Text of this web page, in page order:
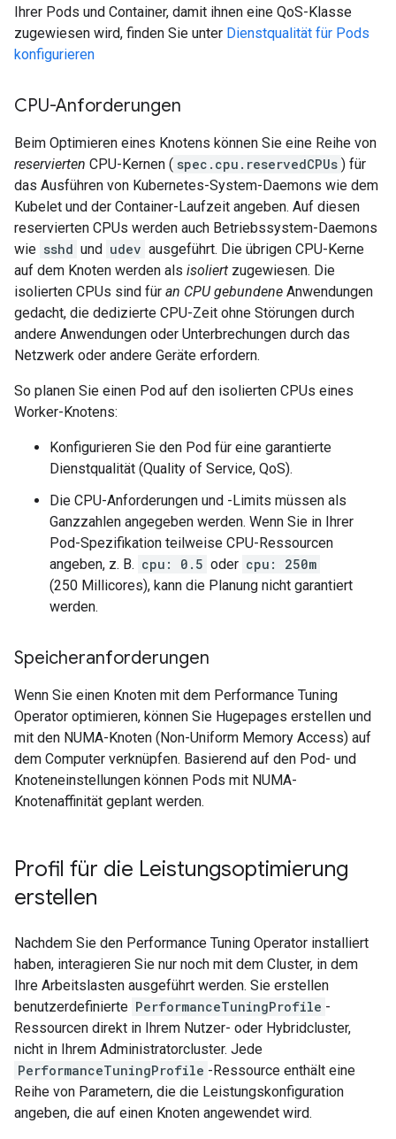
Ihrer Pods und Container, damit ihnen eine QoS-Klasse
zugewiesen wird, finden Sie unter Dienstqualität für Pods
konfigurieren
CPU-Anforderungen
Beim Optimieren eines Knotens können Sie eine Reihe von
reservierten CPU-Kernen ( spec.cpu.reservedCPUs ) für
das Ausführen von Kubernetes-System-Daemons wie dem
Kubelet und der Container-Laufzeit angeben. Auf diesen
reservierten CPUs werden auch Betriebssystem-Daemons
wie sshd und udev ausgeführt. Die übrigen CPU-Kerne
auf dem Knoten werden als isoliert zugewiesen. Die
isolierten CPUs sind für an CPU gebundene Anwendungen
gedacht, die dedizierte CPU-Zeit ohne Störungen durch
andere Anwendungen oder Unterbrechungen durch das
Netzwerk oder andere Geräte erfordern.
So planen Sie einen Pod auf den isolierten CPUs eines
Worker-Knotens:
Konfigurieren Sie den Pod für eine garantierte
Dienstqualität (Quality of Service, QoS).
Die CPU-Anforderungen und -Limits müssen als
Ganzzahlen angegeben werden. Wenn Sie in Ihrer
Pod-Spezifikation teilweise CPU-Ressourcen
angeben, z. B. cpu: 0.5 oder cpu: 250m
(250 Millicores), kann die Planung nicht garantiert
werden.
Speicheranforderungen
Wenn Sie einen Knoten mit dem Performance Tuning
Operator optimieren, können Sie Hugepages erstellen und
mit den NUMA-Knoten (Non-Uniform Memory Access) auf
dem Computer verknüpfen. Basierend auf den Pod- und
Knoteneinstellungen können Pods mit NUMA-
Knotenaffinität geplant werden.
Profil für die Leistungsoptimierung
erstellen
Nachdem Sie den Performance Tuning Operator installiert
haben, interagieren Sie nur noch mit dem Cluster, in dem
Ihre Arbeitslasten ausgeführt werden. Sie erstellen
benutzerdefinierte PerformanceTuningProfile -
Ressourcen direkt in Ihrem Nutzer- oder Hybridcluster,
nicht in Ihrem Administratorcluster. Jede
PerformanceTuningProfile -Ressource enthält eine
Reihe von Parametern, die die Leistungskonfiguration
angeben, die auf einen Knoten angewendet wird.